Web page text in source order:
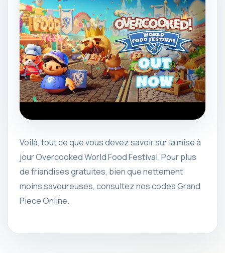
Voilà, tout ce que vous devez savoir sur la mise à
jour Overcooked World Food Festival. Pour plus
de friandises gratuites, bien que nettement
moins savoureuses, consultez nos codes Grand
Piece Online.